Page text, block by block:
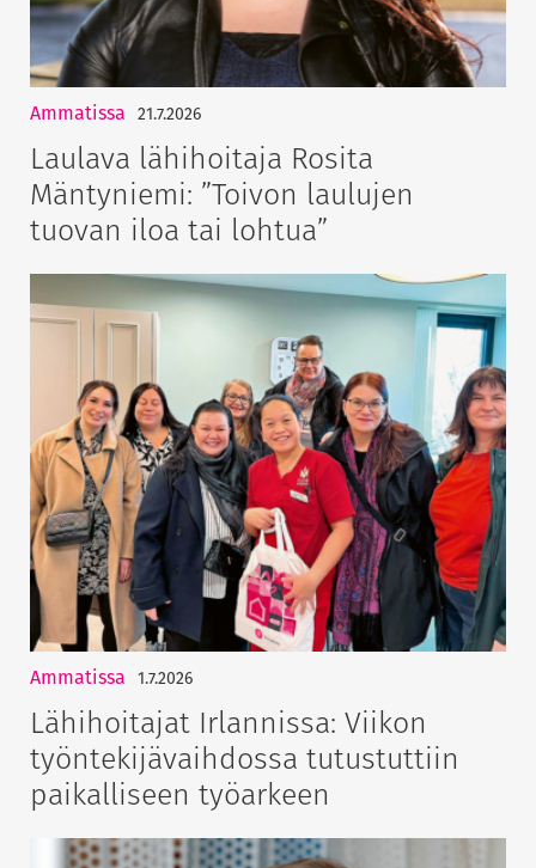
Ammatissa 21.7.2026
Laulava lähihoitaja Rosita
Mäntyniemi: ”Toivon laulujen
tuovan iloa tai lohtua”
Ammatissa 1.7.2026
Lähihoitajat Irlannissa: Viikon
työntekijävaihdossa tutustuttiin
paikalliseen työarkeen